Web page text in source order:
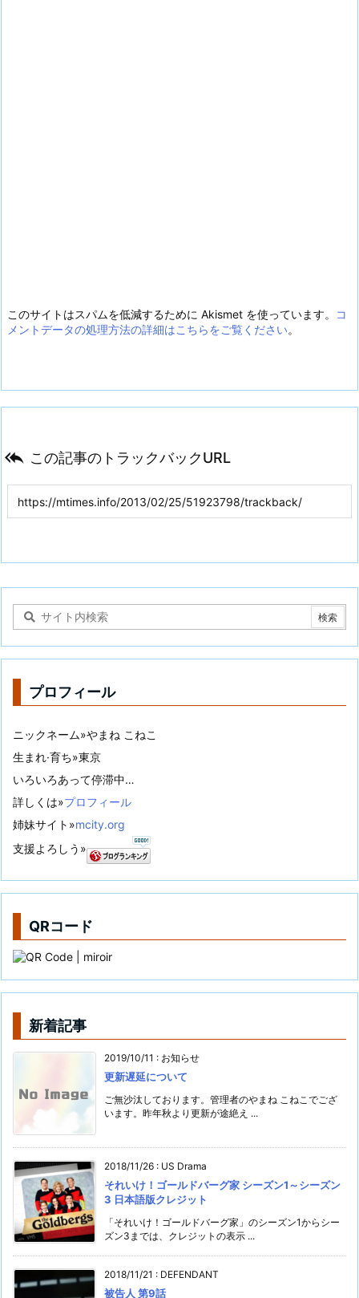
このサイトはスパムを低減するために Akismet を使っています。
コ
メントデータの処理方法の詳細はこちらをご覧ください。
 この記事のトラックバックURL
プロフィール
ニックネーム»やまね こねこ
生まれ·育ち»東京
いろいろあって停滞中…
詳しくは»プロフィール
姉妹サイト»mcity.org
支援よろしう»
QRコード
新着記事
2019/10/11 : お知らせ
更新遅延について
ご無沙汰しております。管理者のやまね こねこでござ
います。昨年秋より更新が途絶え ...
2018/11/26 : US Drama
それいけ！ゴールドバーグ家 シーズン1～シーズン
3 日本語版クレジット
「それいけ！ゴールドバーグ家」のシーズン1からシー
ズン3までは、クレジットの表示 ...
2018/11/21 : DEFENDANT
被告人 第9話